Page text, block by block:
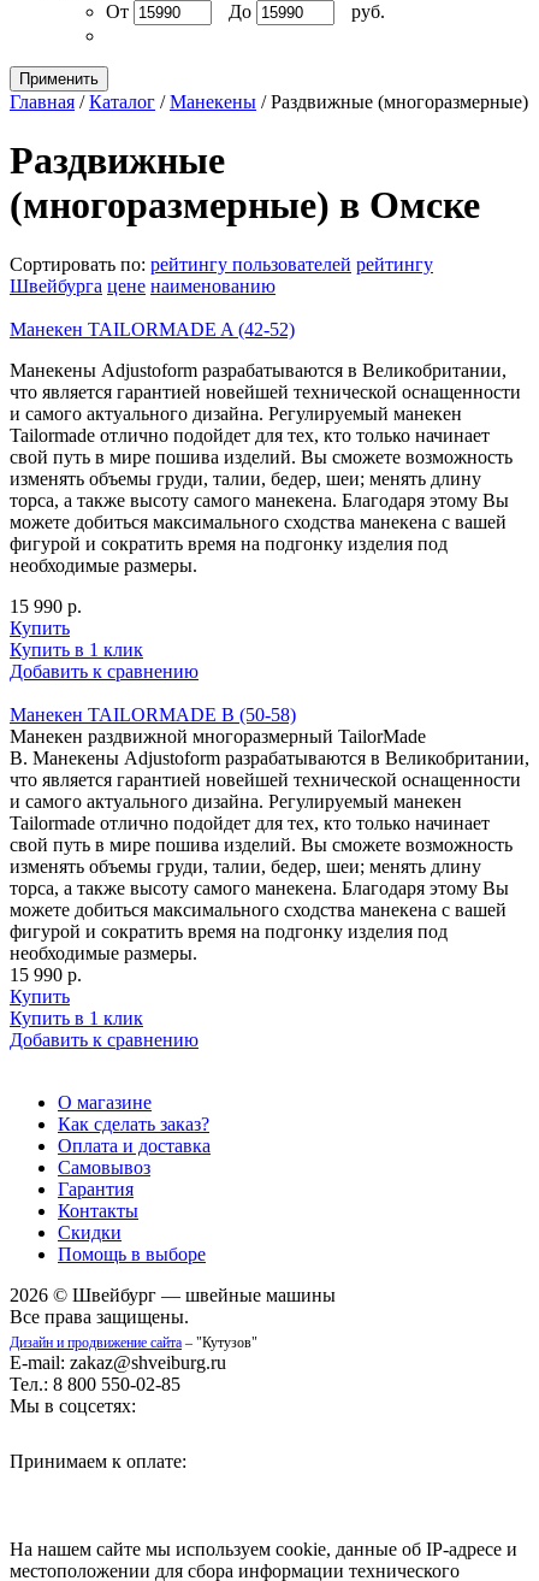
От
До руб.
Применить
Главная /Каталог /Манекены /Раздвижные (многоразмерные)
Раздвижные
(многоразмерные) в Омске
Сортировать по: рейтингу пользователей рейтингу
Швейбурга цене наименованию
Манекен TAILORMADE A (42-52)
Манекены Adjustoform разрабатываются в Великобритании,
что является гарантией новейшей технической оснащенности
и самого актуального дизайна. Регулируемый манекен
Tailormade отлично подойдет для тех, кто только начинает
свой путь в мире пошива изделий. Вы сможете возможность
изменять объемы груди, талии, бедер, шеи; менять длину
торса, а также высоту самого манекена. Благодаря этому Вы
можете добиться максимального сходства манекена с вашей
фигурой и сократить время на подгонку изделия под
необходимые размеры.
15 990 р.
Купить
Купить в 1 клик
Добавить к сравнению
Манекен TAILORMADE B (50-58)
Манекен раздвижной многоразмерный TailorMade
B. Манекены Adjustoform разрабатываются в Великобритании,
что является гарантией новейшей технической оснащенности
и самого актуального дизайна. Регулируемый манекен
Tailormade отлично подойдет для тех, кто только начинает
свой путь в мире пошива изделий. Вы сможете возможность
изменять объемы груди, талии, бедер, шеи; менять длину
торса, а также высоту самого манекена. Благодаря этому Вы
можете добиться максимального сходства манекена с вашей
фигурой и сократить время на подгонку изделия под
необходимые размеры.
15 990 р.
Купить
Купить в 1 клик
Добавить к сравнению
О магазине
Как сделать заказ?
Оплата и доставка
Самовывоз
Гарантия
Контакты
Скидки
Помощь в выборе
2026 © Швейбург — швейные машины
Все права защищены.
Дизайн и продвижение сайта – "Кутузов"
E-mail: zakaz@shveiburg.ru
Тел.: 8 800 550-02-85
Мы в соцсетях:
Принимаем к оплате:
На нашем сайте мы используем cookie, данные об IP-адресе и
местоположении для сбора информации технического